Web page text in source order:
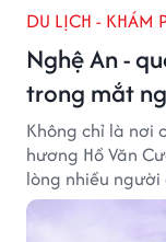
DU LỊCH - KHÁM
Nghệ An -
trong mắt
Không chỉ là nơi
hương Hồ Văn
lòng nhiều người
đến hương vị
điều khiến họ